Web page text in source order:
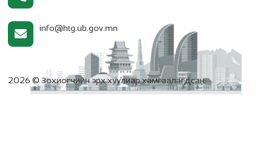
info@htg.ub.gov.mn
2026 © Зохиогчийн эрх хуулиар хамгаалагдсан.